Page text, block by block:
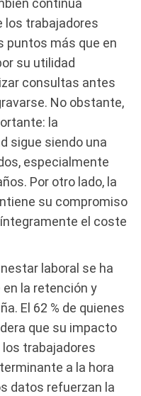
continúa
los trabajadores
puntos más que en
su utilidad
consultas antes
No obstante,
la
sigue siendo una
especialmente
Por otro lado, la
su compromiso
el coste
laboral se ha
la retención y
El 62 % de quienes
que su impacto
los trabajadores
a la hora
datos refuerzan la